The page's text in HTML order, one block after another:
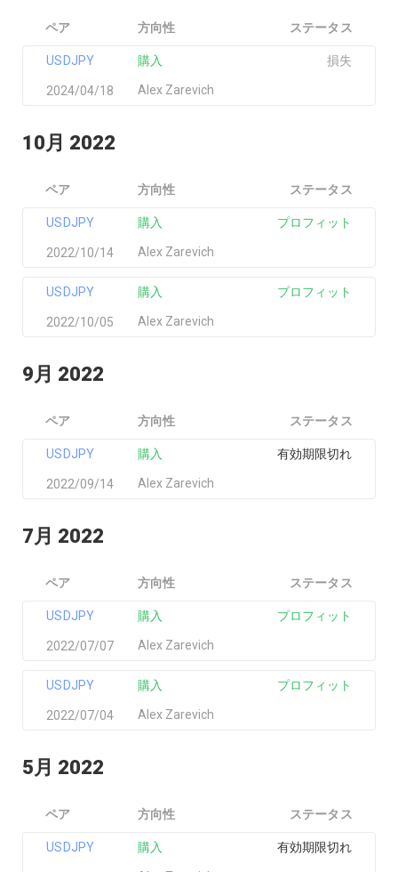
ペア 方向性 ステータス
USDJPY
Alex Zarevich
購入
2024/04/18
損失
10月 2022
ペア 方向性 ステータス
USDJPY
Alex Zarevich
購入
2022/10/14
プロフィット
USDJPY
Alex Zarevich
購入
2022/10/05
プロフィット
9月 2022
ペア 方向性 ステータス
USDJPY
Alex Zarevich
購入
2022/09/14
有効期限切れ
7月 2022
ペア 方向性 ステータス
USDJPY
Alex Zarevich
購入
2022/07/07
プロフィット
USDJPY
Alex Zarevich
購入
2022/07/04
プロフィット
5月 2022
ペア 方向性 ステータス
USDJPY 購入 有効期限切れ